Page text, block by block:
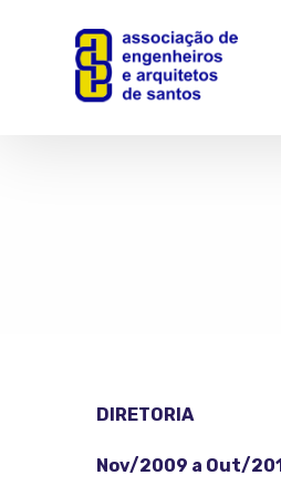
DIRETORIA
Nov/2009 a Out/